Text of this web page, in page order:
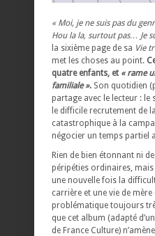
« Moi, je ne suis pas du
Hou la la, surtout pas… Je
la sixième page de sa Vie
met les choses au point.
quatre enfants, et « rame
familiale ». Son quotidien
partage avec le lecteur : le
le difficile recrutement de
catastrophique à la
négocier un temps partiel
Rien de bien étonnant ni
péripéties ordinaires,
une nouvelle fois la
carrière et une vie de
problématique toujours
que cet album (adapté
de France Culture)